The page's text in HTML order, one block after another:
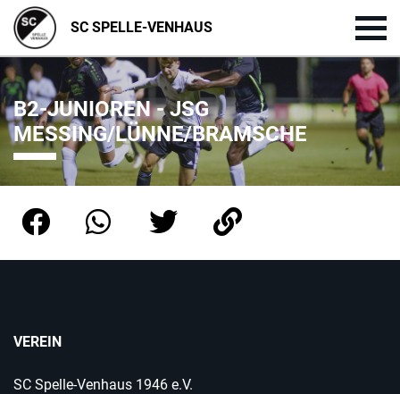
SC SPELLE-VENHAUS
B2-JUNIOREN - JSG
MESSING/LÜNNE/BRAMSCHE
VEREIN
SC Spelle-Venhaus 1946 e.V.